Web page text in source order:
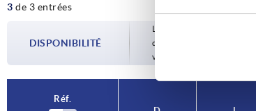
M8
3 de 3 entrées
DISPONIBILITÉ
Les disponibilités sont
d’expédition confirmée
votre commande.
Réf.